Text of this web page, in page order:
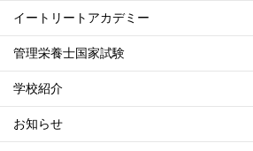
イートリートアカデミー
管理栄養士国家試験
学校紹介
お知らせ